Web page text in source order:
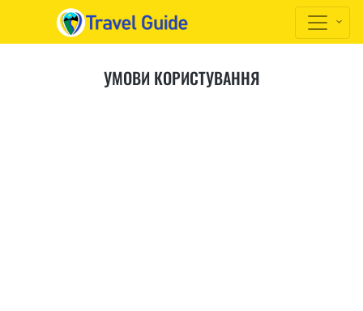
УМОВИ КОРИСТУВАННЯ